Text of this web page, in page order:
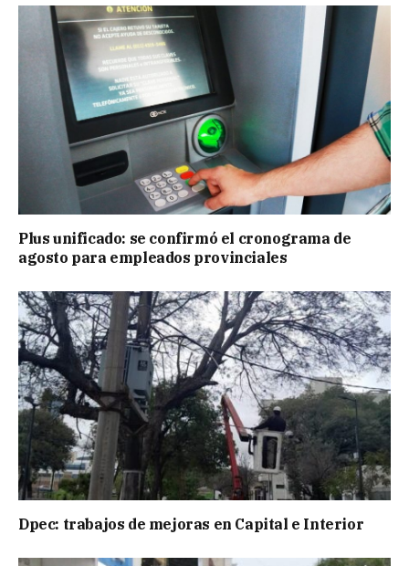
Plus unificado: se confirmó el cronograma de
agosto para empleados provinciales
Dpec: trabajos de mejoras en Capital e Interior